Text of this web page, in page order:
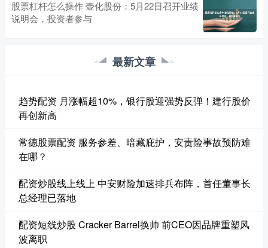
股票杠杆怎么操作 壶化股份：5月22日召开业绩
说明会，投资者参与
最新文章
趋势配资 月涨幅超10%，银行股迎强势反弹！建行股价
再创新高
常德股票配资 服务参差、暗藏庇护，安责险事故预防难
在哪？
配资炒股线上线上 中安财险加速排兵布阵，首任董事长
总经理已落地
配资短线炒股 Cracker Barrel换帅 前CEO因品牌重塑风
波离职